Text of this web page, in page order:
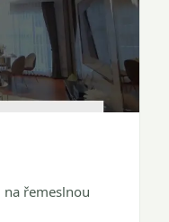
na řemeslnou